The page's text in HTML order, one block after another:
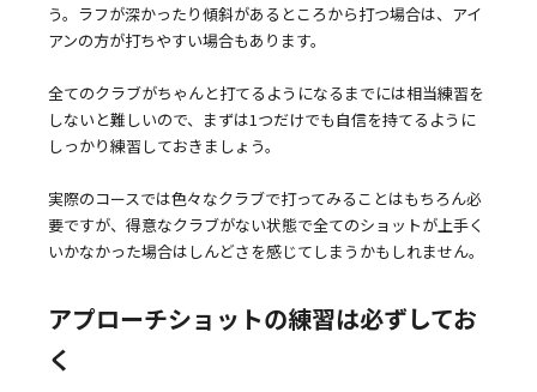
う。ラフが深かったり傾斜があるところから打つ場合は、アイ
アンの方が打ちやすい場合もあります。
全てのクラブがちゃんと打てるようになるまでには相当練習を
しないと難しいので、まずは1つだけでも自信を持てるように
しっかり練習しておきましょう。
実際のコースでは色々なクラブで打ってみることはもちろん必
要ですが、得意なクラブがない状態で全てのショットが上手く
いかなかった場合はしんどさを感じてしまうかもしれません。
アプローチショットの練習は必ずしてお
く